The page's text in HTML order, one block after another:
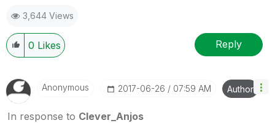
3,644 Views
0 Likes Reply
Anonymous ‎2017-06-26 07:59 AM Author
In response to Clever_Anjos